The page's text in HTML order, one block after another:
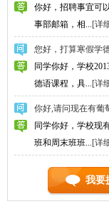
你好，招聘事宜可
事部邮箱，相...[详
您好，打算寒假学
同学你好，学校
德语课程，具...[详
你好,请问现在有葡
同学你好，学校现
班和周末班班...[详
我要